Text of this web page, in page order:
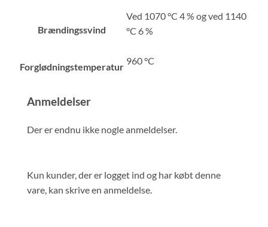
Brændingssvind
Ved 1070 °C 4 % og ved 1140
°C 6 %
Forglødningstemperatur
960 °C
Anmeldelser
Der er endnu ikke nogle anmeldelser.
Kun kunder, der er logget ind og har købt denne
vare, kan skrive en anmeldelse.